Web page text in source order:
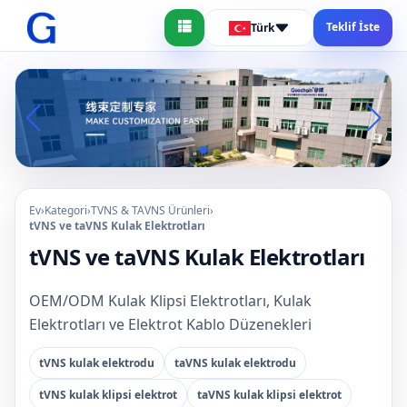
Türk Teklif İste
Ev›Kategori›TVNS & TAVNS Ürünleri›
tVNS ve taVNS Kulak Elektrotları
tVNS ve taVNS Kulak Elektrotları
OEM/ODM Kulak Klipsi Elektrotları, Kulak
Elektrotları ve Elektrot Kablo Düzenekleri
tVNS kulak elektrodu taVNS kulak elektrodu
tVNS kulak klipsi elektrot taVNS kulak klipsi elektrot